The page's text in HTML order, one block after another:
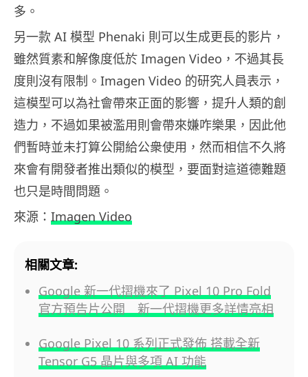
多。
另一款 AI 模型 Phenaki 則可以生成更長的影片，
雖然質素和解像度低於 Imagen Video，不過其長
度則沒有限制。Imagen Video 的研究人員表示，
這模型可以為社會帶來正面的影響，提升人類的創
造力，不過如果被濫用則會帶來嫌咋樂果，因此他
們暫時並未打算公開給公衆使用，然而相信不久將
來會有開發者推出類似的模型，要面對這道德難題
也只是時間問題。
來源： Imagen Video
相關文章:
Google 新一代摺機來了 Pixel 10 Pro Fold
官方預告片公開 新一代摺機更多詳情亮相
Google Pixel 10 系列正式發佈 搭載全新
Tensor G5 晶片與多項 AI 功能